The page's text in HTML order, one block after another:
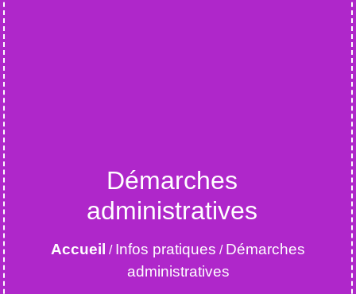
Démarches
administratives
Accueil / Infos pratiques / Démarches
administratives